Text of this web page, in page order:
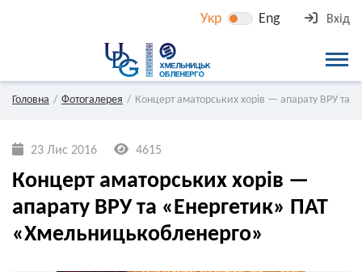
Укр Eng Вхід
Головна Фотогалерея Концерт аматорських хорів — апарату ВРУ та
23 Лис 2016 4615
Концерт аматорських хорів —
апарату ВРУ та «Енергетик» ПАТ
«Хмельницькобленерго»